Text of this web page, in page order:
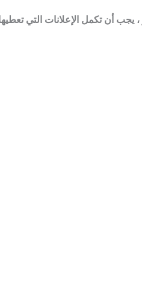
أن تكمل الإعلانات التي